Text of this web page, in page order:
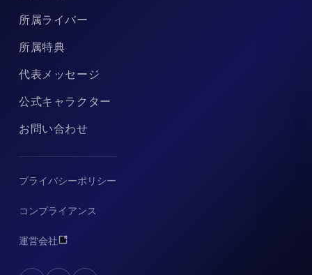
所属ライバー
所属特典
代表メッセージ
公式キャラクター
お問い合わせ
プライバシーポリシー
コンプライアンス
運営会社